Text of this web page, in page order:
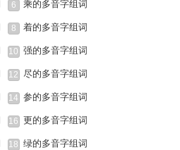
6 乘的多音字组词
8 着的多音字组词
10 强的多音字组词
12 尽的多音字组词
14 参的多音字组词
16 更的多音字组词
18 绿的多音字组词